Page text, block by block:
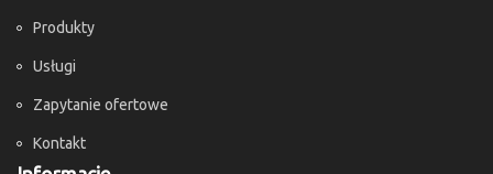
Produkty
Usługi
Zapytanie ofertowe
Kontakt